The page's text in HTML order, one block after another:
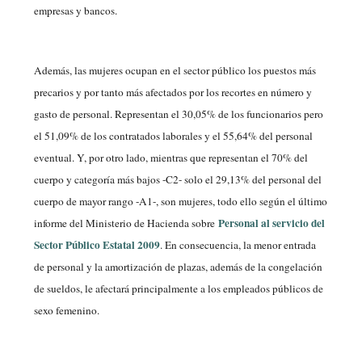
empresas y bancos.
Además, las mujeres ocupan en el sector público los puestos más
precarios y por tanto más afectados por los recortes en número y
gasto de personal. Representan el 30,05% de los funcionarios pero
el 51,09% de los contratados laborales y el 55,64% del personal
eventual. Y, por otro lado, mientras que representan el 70% del
cuerpo y categoría más bajos -C2- solo el 29,13% del personal del
cuerpo de mayor rango -A1-, son mujeres, todo ello según el último
informe del Ministerio de Hacienda sobre Personal al servicio del
Sector Público Estatal 2009. En consecuencia, la menor entrada
de personal y la amortización de plazas, además de la congelación
de sueldos, le afectará principalmente a los empleados públicos de
sexo femenino.